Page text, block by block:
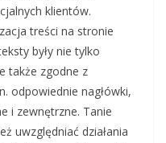
klientów.
treści na stronie
były nie tylko
także zgodne z
odpowiednie nagłówki,
i zewnętrzne. Tanie
uwzględniać działania